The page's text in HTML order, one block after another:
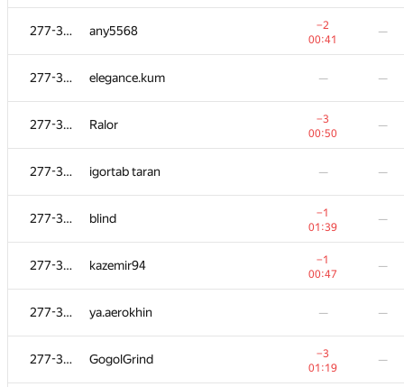
277-329 any5568
−2
00:41
—
277-329 elegance.kum — —
277-329 Ralor
−3
00:50
—
277-329 igortab taran — —
277-329 blind
−1
01:39
—
277-329 kazemir94
−1
00:47
—
277-329 ya.aerokhin — —
277-329 GogolGrind
−3
01:19
—
277-329 any5568
−2
00:41
—
277-329 elegance.kum — —
277-329 Ralor
−3
00:50
—
277-329 igortab taran — —
277-329 blind
−1
01:39
—
277-329 kazemir94
−1
00:47
—
277-329 ya.aerokhin — —
277-329 GogolGrind
−3
01:19
—